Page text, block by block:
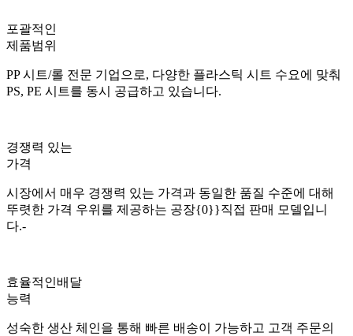
포괄적인
제품범위
PP 시트/롤 전문 기업으로, 다양한 플라스틱 시트 수요에 맞춰
PS, PE 시트를 동시 공급하고 있습니다.
경쟁력 있는
가격
시장에서 매우 경쟁력 있는 가격과 동일한 품질 수준에 대해
뚜렷한 가격 우위를 제공하는 공장{0}}직접 판매 모델입니
다.-
효율적인배달
능력
성숙한 생산 체인을 통해 빠른 배송이 가능하고 고객 주문의